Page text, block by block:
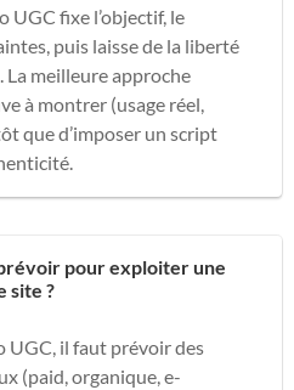
UGC fixe l’objectif, le
puis laisse de la liberté
meilleure approche
à montrer (usage réel,
que d’imposer un script
pour exploiter une
site ?
UGC, il faut prévoir des
(paid, organique, e-